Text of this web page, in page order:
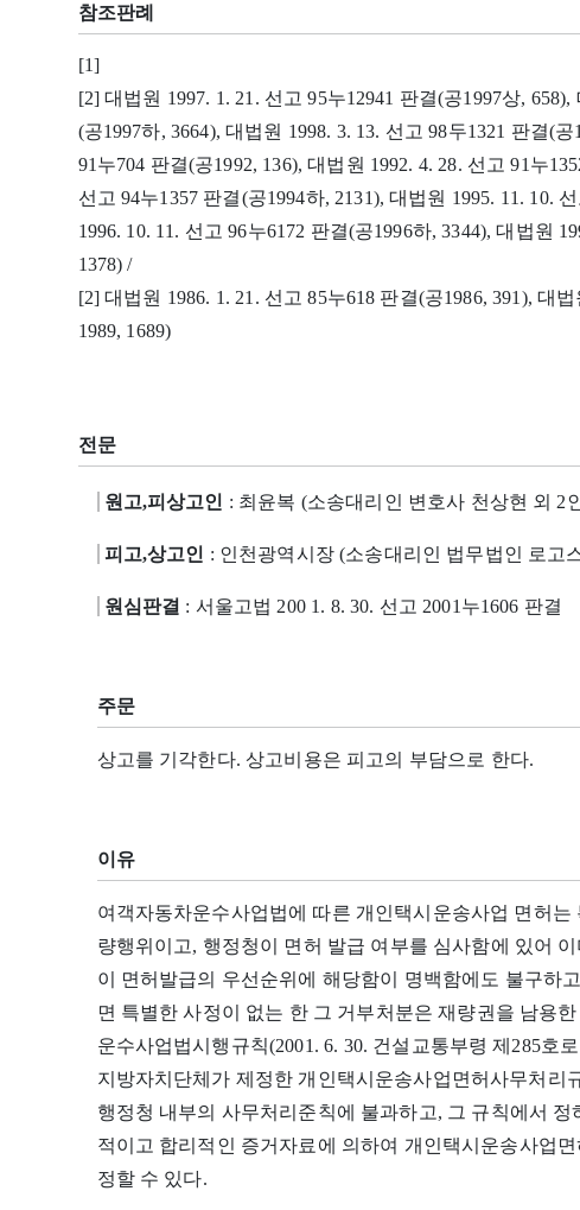
참조판례
[1]
[2] 대법원 1997. 1. 21. 선고 95누12941 판결(공1997상,
(공1997하, 3664), 대법원 1998. 3. 13. 선고 98두1321 판결(
91누704 판결(공1992, 136), 대법원 1992. 4. 28. 선고 91누
선고 94누1357 판결(공1994하, 2131), 대법원 1995. 11. 10.
1996. 10. 11. 선고 96누6172 판결(공1996하, 3344), 대법원
1378) /
[2] 대법원 1986. 1. 21. 선고 85누618 판결(공1986, 391), 대
1989, 1689)
전문
원고,피상고인 : 최윤복 (소송대리인 변호사 천상현 외 2
피고,상고인 : 인천광역시장 (소송대리인 법무법인 로고
원심판결 : 서울고법 200 1. 8. 30. 선고 2001누1606 판결
주문
상고를 기각한다. 상고비용은 피고의 부담으로 한다.
이유
여객자동차운수사업법에 따른 개인택시운송사업 면허
량행위이고, 행정청이 면허 발급 여부를 심사함에 있어
이 면허발급의 우선순위에 해당함이 명백함에도 불구하
면 특별한 사정이 없는 한 그 거부처분은 재량권을 남용
운수사업법시행규칙(2001. 6. 30. 건설교통부령 제285호
지방자치단체가 제정한 개인택시운송사업면허사무처리
행정청 내부의 사무처리준칙에 불과하고, 그 규칙에서
적이고 합리적인 증거자료에 의하여 개인택시운송사업
정할 수 있다.